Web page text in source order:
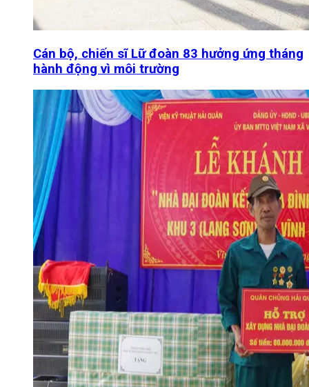
Cán bộ, chiến sĩ Lữ đoàn 83 hưởng ứng tháng
hành động vì môi trường